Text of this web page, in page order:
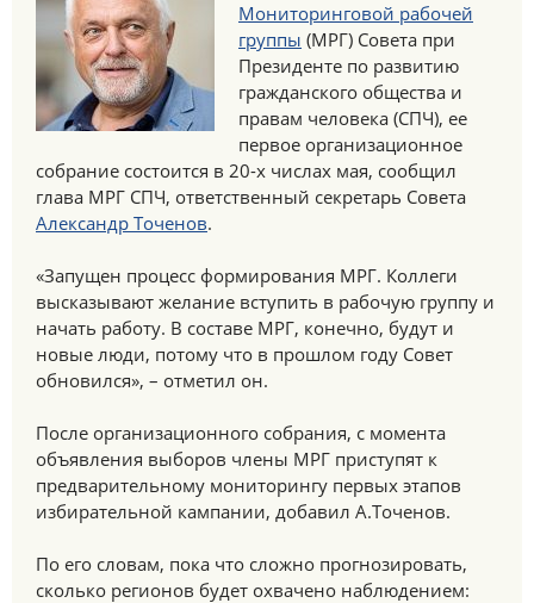
Мониторинговой рабочей
группы (МРГ) Совета при
Президенте по развитию
гражданского общества и
правам человека (СПЧ), ее
первое организационное
собрание состоится в 20-х числах мая, сообщил
глава МРГ СПЧ, ответственный секретарь Совета
Александр Точенов.
«Запущен процесс формирования МРГ. Коллеги
высказывают желание вступить в рабочую группу и
начать работу. В составе МРГ, конечно, будут и
новые люди, потому что в прошлом году Совет
обновился», – отметил он.
После организационного собрания, с момента
объявления выборов члены МРГ приступят к
предварительному мониторингу первых этапов
избирательной кампании, добавил А.Точенов.
По его словам, пока что сложно прогнозировать,
сколько регионов будет охвачено наблюдением: